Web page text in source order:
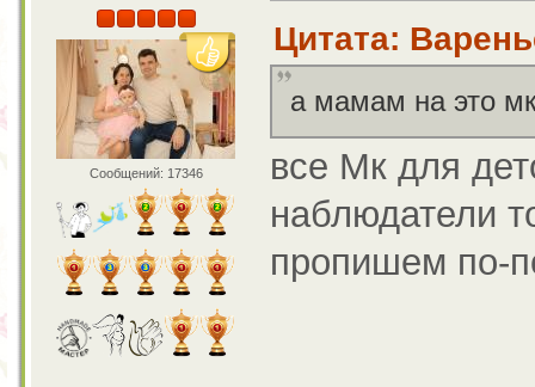
Сообщений: 17346
Цитата:
а мамам на это
все Мк для
наблюдатели
пропишем по-